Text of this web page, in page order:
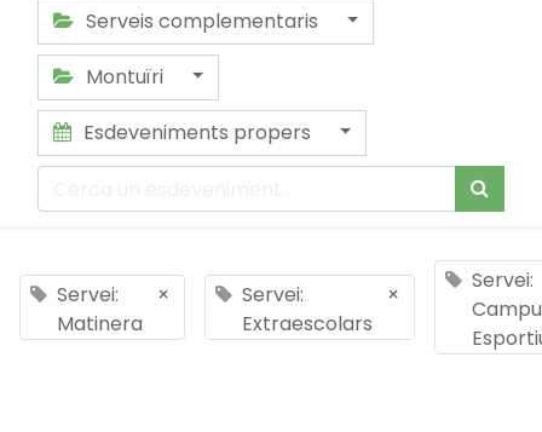
Serveis complementaris
Montuïri
Esdeveniments propers
Servei:
Matinera
×
Servei:
Extraescolars
×
Servei: